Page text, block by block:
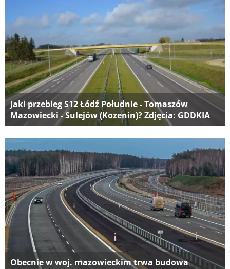
Jaki przebieg S12 Łódź Południe - Tomaszów
Mazowiecki - Sulejów (Kozenin)? Zdjęcia: GDDKIA
Obecnie w woj. mazowieckim trwa budowa